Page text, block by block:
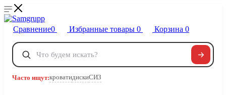
Сравнение0 Избранные товары 0 Корзина 0
Телефоны
8 800 222-40-09
Часто ищут:кроватидискиСИЗ